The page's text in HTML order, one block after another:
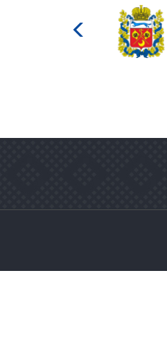
Министерство
культуры
Российской
федерации